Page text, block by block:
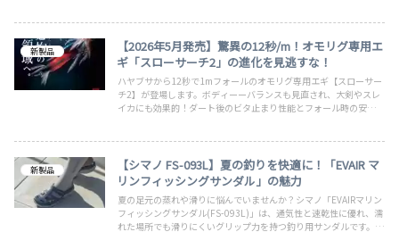
新製品
【2026年5月発売】驚異の12秒/m！オモリグ専用エ
ギ「スローサーチ2」の進化を見逃すな！
ハヤブサから12秒で1mフォールのオモリグ専用エギ【スローサー
チ2】が登場します。ボディーーバランスも見直され、大剣やスレ
イカにも効果的！ダート後のビタ止まり性能とフォール時の安定性
新製品
【シマノ FS-093L】夏の釣りを快適に！「EVAIR マ
リンフィッシングサンダル」の魅力
夏の足元の蒸れや滑りに悩んでいませんか？シマノ「EVAIRマリン
フィッシングサンダル(FS-093L)」は、通気性と速乾性に優れ、濡
れた場所でも滑りにくいグリップ力を持つ釣り用サンダルです。普